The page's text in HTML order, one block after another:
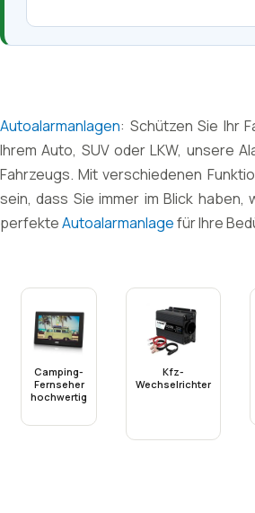
Autoalarmanlagen: Schützen Sie Ihr
Ihrem Auto, SUV oder LKW, unsere
Fahrzeugs. Mit verschiedenen
sein, dass Sie immer im Blick
perfekteAutoalarmanlagefür Ihre
Camping-
Fernseher
hochwertig
Kfz-
Wechselrichter